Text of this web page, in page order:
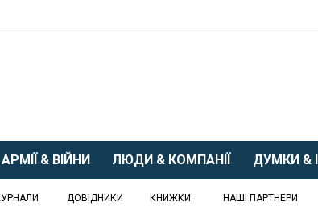
АРМІЇ & ВІЙНИ ЛЮДИ & КОМПАНІЇ ДУМКИ &
ДОВІДНИКИ КНИЖКИ НАШІ ПАРТНЕРИ